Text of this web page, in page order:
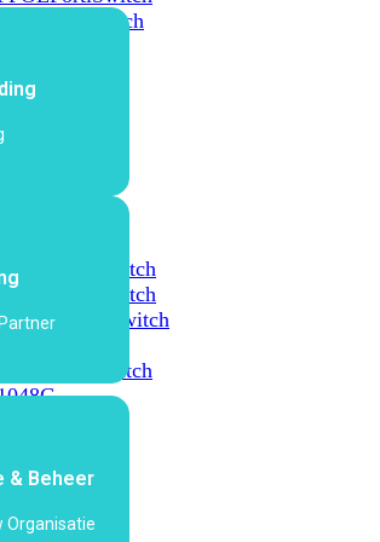
FortiSwitch
FortiSwitch
1048E
FortiSwitch
FortiSwitch
FortiSwitch
& Beheer
Organisatie